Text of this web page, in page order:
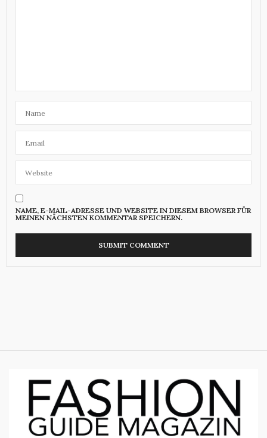
NAME, E-MAIL-ADRESSE UND WEBSITE IN DIESEM BROWSER FÜR
MEINEN NÄCHSTEN KOMMENTAR SPEICHERN.